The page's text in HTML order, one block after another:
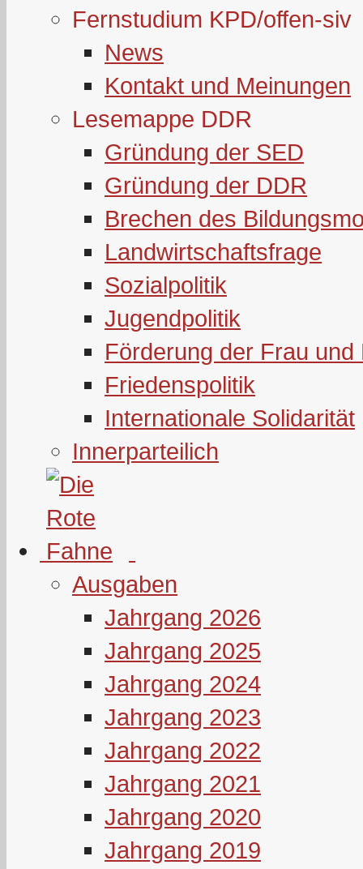
Fernstudium KPD/offen-siv
News
Kontakt und Meinungen
Lesemappe DDR
Gründung der SED
Gründung der DDR
Brechen des
Landwirtschaftsfrage
Sozialpolitik
Jugendpolitik
Förderung der Frau und
Friedenspolitik
Internationale Solidarität
Innerparteilich
Ausgaben
Jahrgang 2026
Jahrgang 2025
Jahrgang 2024
Jahrgang 2023
Jahrgang 2022
Jahrgang 2021
Jahrgang 2020
Jahrgang 2019